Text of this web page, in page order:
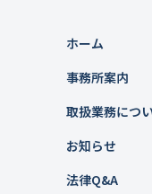
ホーム
事務所案内
取扱業務につ
お知らせ
法律Q&A